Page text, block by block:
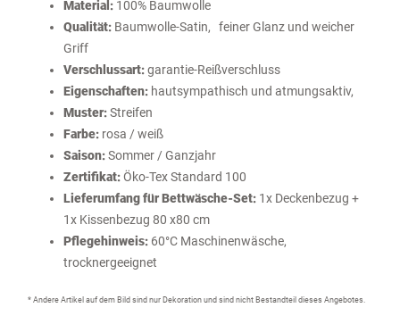
Material: 100% Baumwolle
Qualität: Baumwolle-Satin,
feiner Glanz und weicher
Griff
Verschlussart:garantie-Reißverschluss
Eigenschaften: hautsympathisch und atmungsaktiv,
Muster:Streifen
Farbe: rosa / weiß
Saison:Sommer / Ganzjahr
Zertifikat:Öko-Tex Standard 100
Lieferumfang für Bettwäsche-Set: 1x Deckenbezug +
1x Kissenbezug 80 x80 cm
Pflegehinweis: 60°C Maschinenwäsche,
trocknergeeignet
* Andere Artikel auf dem Bild sind nur Dekoration und sind nicht Bestandteil dieses Angebotes.